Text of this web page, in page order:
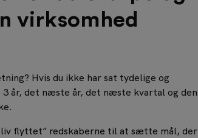
virksomhed
Hvis du ikke har sat tydelige og
år, det næste år, det næste kvartal og den
flyttet” redskaberne til at sætte mål, der